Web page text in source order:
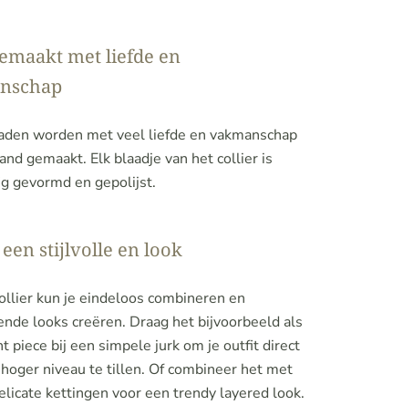
met liefde en
worden met veel liefde en vakmanschap
gemaakt. Elk blaadje van het collier is
gevormd en gepolijst.
een stijlvolle en look
kun je eindeloos combineren en
looks creëren. Draag het bijvoorbeeld als
piece bij een simpele jurk om je outfit direct
niveau te tillen. Of combineer het met
kettingen voor een trendy layered look.